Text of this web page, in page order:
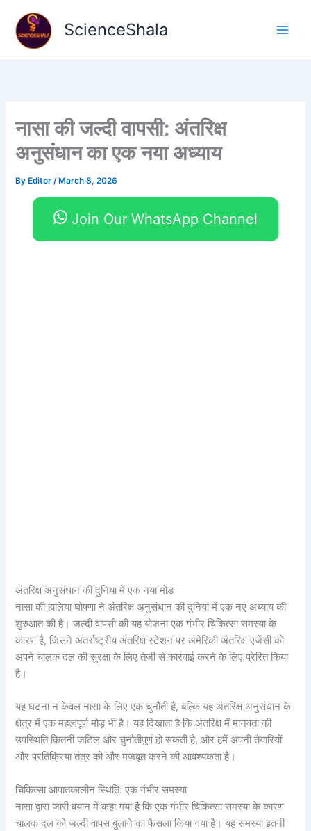
content
ScienceShala
नासा की जल्दी वापसी: अंतरिक्ष
अनुसंधान का एक नया अध्याय
By Editor/ March 8, 2026
Join Our WhatsApp Channel
अंतरिक्ष अनुसंधान की दुनिया में एक नया मोड़
नासा की हालिया घोषणा ने अंतरिक्ष अनुसंधान की दुनिया में एक नए अध्याय की
शुरुआत की है। जल्दी वापसी की यह योजना एक गंभीर चिकित्सा समस्या के
कारण है, जिसने अंतर्राष्ट्रीय अंतरिक्ष स्टेशन पर अमेरिकी अंतरिक्ष एजेंसी को
अपने चालक दल की सुरक्षा के लिए तेजी से कार्रवाई करने के लिए प्रेरित किया
है।
यह घटना न केवल नासा के लिए एक चुनौती है, बल्कि यह अंतरिक्ष अनुसंधान के
क्षेत्र में एक महत्वपूर्ण मोड़ भी है। यह दिखाता है कि अंतरिक्ष में मानवता की
उपस्थिति कितनी जटिल और चुनौतीपूर्ण हो सकती है, और हमें अपनी तैयारियों
और प्रतिक्रिया तंत्र को और मजबूत करने की आवश्यकता है।
चिकित्सा आपातकालीन स्थिति: एक गंभीर समस्या
नासा द्वारा जारी बयान में कहा गया है कि एक गंभीर चिकित्सा समस्या के कारण
चालक दल को जल्दी वापस बुलाने का फैसला किया गया है। यह समस्या इतनी